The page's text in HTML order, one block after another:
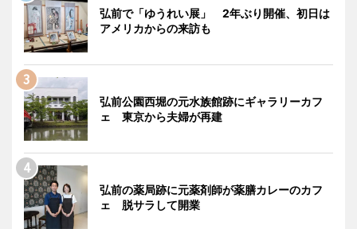
弘前で「ゆうれい展」 2年ぶり開催、初日は
アメリカからの来訪も
弘前公園西堀の元水族館跡にギャラリーカフ
ェ 東京から夫婦が再建
弘前の薬局跡に元薬剤師が薬膳カレーのカフ
ェ 脱サラして開業